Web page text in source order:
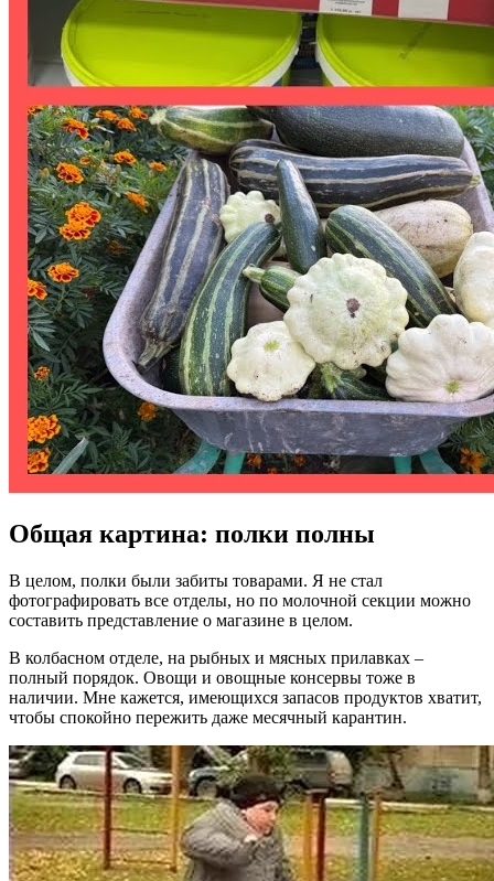
Общая картина: полки полны
В целом, полки были забиты товарами. Я не стал
фотографировать все отделы, но по молочной секции можно
составить представление о магазине в целом.
В колбасном отделе, на рыбных и мясных прилавках –
полный порядок. Овощи и овощные консервы тоже в
наличии. Мне кажется, имеющихся запасов продуктов хватит,
чтобы спокойно пережить даже месячный карантин.